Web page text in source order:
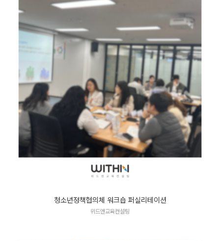
청소년정책협의체 워크숍 퍼실리테이션
위드앤교육컨설팅